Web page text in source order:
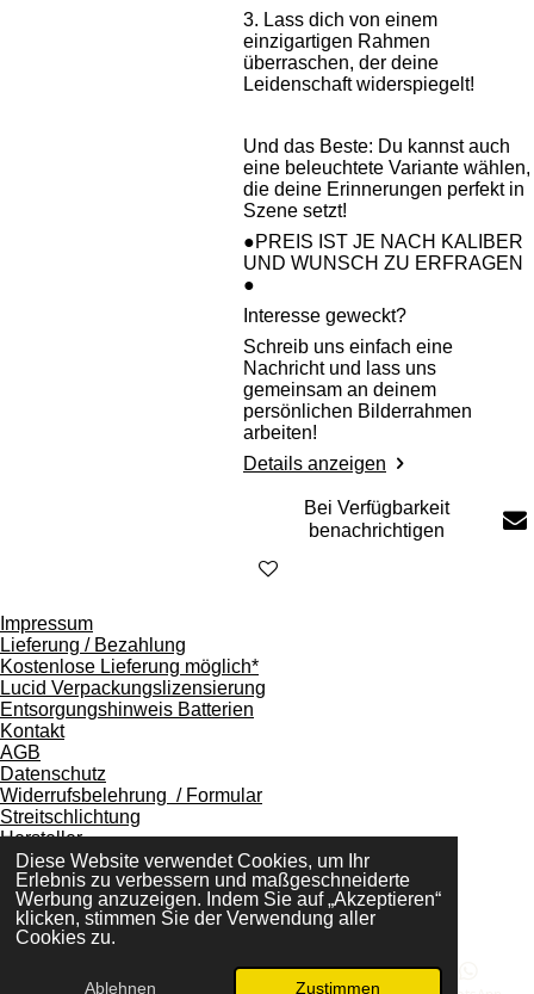
Diese Website verwendet Cookies, um Ihr
Erlebnis zu verbessern und maßgeschneiderte
Werbung anzuzeigen. Indem Sie auf „Akzeptieren“
klicken, stimmen Sie der Verwendung aller
Cookies zu.
Ablehnen Zustimmen
3. Lass dich von einem
einzigartigen Rahmen
überraschen, der deine
Leidenschaft widerspiegelt!
Und das Beste: Du kannst auch
eine beleuchtete Variante wählen,
die deine Erinnerungen perfekt in
Szene setzt!
●PREIS IST JE NACH KALIBER
UND WUNSCH ZU ERFRAGEN
●
Interesse geweckt?
Schreib uns einfach eine
Nachricht und lass uns
gemeinsam an deinem
persönlichen Bilderrahmen
arbeiten!
Details anzeigen
Bei Verfügbarkeit
benachrichtigen
Impressum
Lieferung / Bezahlung
Kostenlose Lieferung möglich*
Lucid Verpackungslizensierung
Entsorgungshinweis Batterien
Kontakt
AGB
Datenschutz
Widerrufsbelehrung / Formular
Streitschlichtung
Hersteller
"Vertrag widerrufen"
© 2025 KB Sportschützenbedarf Kuhle Bauer GbR